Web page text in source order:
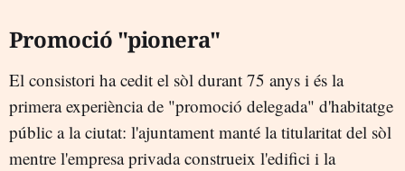
Promoció "pionera"
El consistori ha cedit el sòl durant 75 anys i és la
primera experiència de "promoció delegada" d'habitatge
públic a la ciutat: l'ajuntament manté la titularitat del sòl
mentre l'empresa privada construeix l'edifici i la